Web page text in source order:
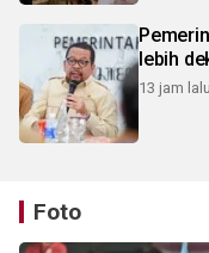
lebih
13 jam lalu
Foto